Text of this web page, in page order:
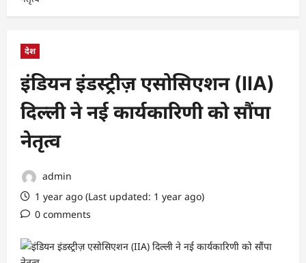
देश
इंडियन इंडस्ट्रीज़ एसोसिएशन (IIA)
दिल्ली ने नई कार्यकारिणी को सौंपा
नेतृत्व
admin
1 year ago (Last updated: 1 year ago)
0 comments